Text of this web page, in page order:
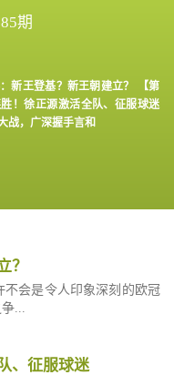
期
新王登基？新王朝建立？ 【第
！徐正源激活全队、征服球迷
战，广深握手言和
？
不会是令人印象深刻的欧冠
...
、征服球迷